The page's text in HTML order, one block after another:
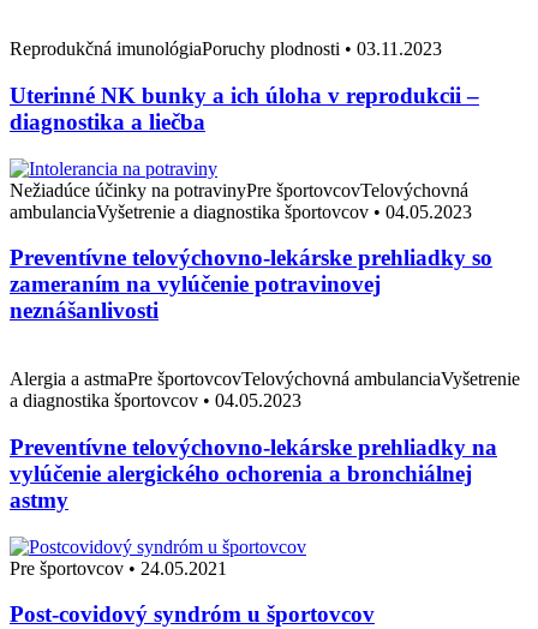
Reprodukčná imunológiaPoruchy plodnosti • 03.11.2023
Uterinné NK bunky a ich úloha v reprodukcii –
diagnostika a liečba
Nežiadúce účinky na potravinyPre športovcovTelovýchovná
ambulanciaVyšetrenie a diagnostika športovcov • 04.05.2023
Preventívne telovýchovno-lekárske prehliadky so
zameraním na vylúčenie potravinovej
neznášanlivosti
Alergia a astmaPre športovcovTelovýchovná ambulanciaVyšetrenie
a diagnostika športovcov • 04.05.2023
Preventívne telovýchovno-lekárske prehliadky na
vylúčenie alergického ochorenia a bronchiálnej
astmy
Pre športovcov • 24.05.2021
Post-covidový syndróm u športovcov